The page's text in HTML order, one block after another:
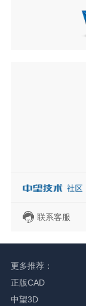
联系客服
更多推荐：
正版CAD
中望3D